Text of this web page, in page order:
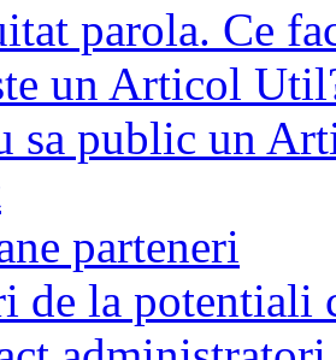
parola. Ce
un Articol
sa public un
parteneri
de la potentiali